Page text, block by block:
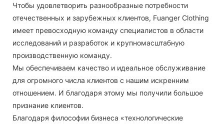
Чтобы удовлетворить разнообразные потребности
отечественных и зарубежных клиентов, Fuanger Clothing
имеет превосходную команду специалистов в области
исследований и разработок и крупномасштабную
производственную команду.
Мы обеспечиваем качество и идеальное обслуживание
для огромного числа клиентов с нашим искренним
отношением. И благодаря этому мы получили большое
признание клиентов.
Благодаря философии бизнеса «технологические